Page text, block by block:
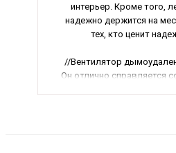
интерьер. Кроме того,
надежно держится на
тех, кто ценит
//Вентилятор
Он отлично справляется